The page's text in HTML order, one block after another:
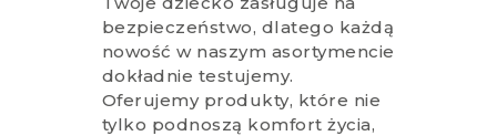
bezpieczeństwo, dlatego każdą
nowość w naszym asortymencie
dokładnie testujemy.
Oferujemy produkty, które nie
tylko podnoszą komfort życia,